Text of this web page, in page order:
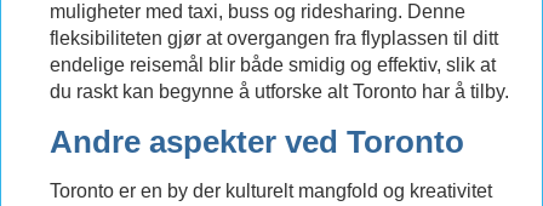
muligheter med taxi, buss og ridesharing. Denne
fleksibiliteten gjør at overgangen fra flyplassen til ditt
endelige reisemål blir både smidig og effektiv, slik at
du raskt kan begynne å utforske alt Toronto har å tilby.
Andre aspekter ved Toronto
Toronto er en by der kulturelt mangfold og kreativitet